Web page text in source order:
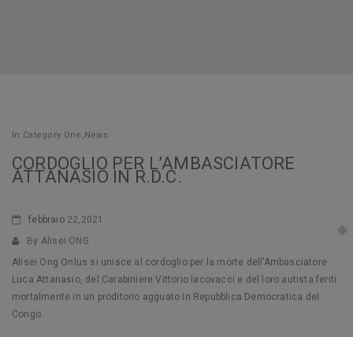
In Category One ,News
CORDOGLIO PER L’AMBASCIATORE
ATTANASIO IN R.D.C.
febbraio22,2021
By Alisei ONG
Alisei Ong Onlus si unisce al cordoglio per la morte dell’Ambasciatore
Luca Attanasio, del Carabiniere Vittorio Iacovacci e del loro autista feriti
mortalmente in un proditorio agguato in Repubblica Democratica del
Congo.